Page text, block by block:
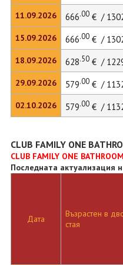
11.09.2026
15.09.2026
18.09.2026
29.09.2026
02.10.2026
666.00€ /
666.00€ /
628.50€ /
579.00€ /
579.00€ /
CLUB FAMILY ONE
CLUB FAMILY ONE
Последната актуализация
Дата
Възрастен в
стая